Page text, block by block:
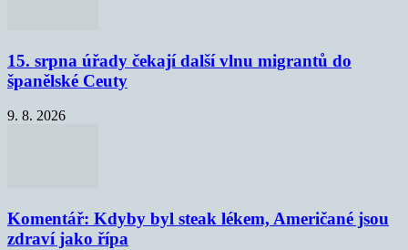
15. srpna úřady čekají další vlnu migrantů do
španělské Ceuty
9. 8. 2026
Komentář: Kdyby byl steak lékem, Američané jsou
zdraví jako řípa